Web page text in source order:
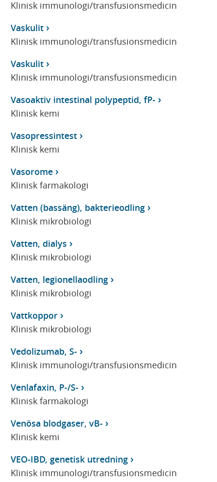
Klinisk immunologi/transfusionsmedicin
Vaskulit
Klinisk immunologi/transfusionsmedicin
Vaskulit
Klinisk immunologi/transfusionsmedicin
Vasoaktiv intestinal polypeptid, fP-
Klinisk kemi
Vasopressintest
Klinisk kemi
Vasorome
Klinisk farmakologi
Vatten (bassäng), bakterieodling
Klinisk mikrobiologi
Vatten, dialys
Klinisk mikrobiologi
Vatten, legionellaodling
Klinisk mikrobiologi
Vattkoppor
Klinisk mikrobiologi
Vedolizumab, S-
Klinisk immunologi/transfusionsmedicin
Venlafaxin, P-/S-
Klinisk farmakologi
Venösa blodgaser, vB-
Klinisk kemi
VEO-IBD, genetisk utredning
Klinisk immunologi/transfusionsmedicin